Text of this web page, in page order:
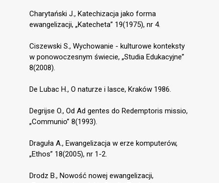
Charytański J., Katechizacja jako forma
ewangelizacji, „Katecheta” 19(1975), nr 4.
Ciszewski S., Wychowanie - kulturowe konteksty
w ponowoczesnym świecie, „Studia Edukacyjne”
8(2008).
De Lubac H., O naturze i lasce, Kraków 1986.
Degrijse O., Od Ad gentes do Redemptoris missio,
„Communio” 8(1993).
Draguła A., Ewangelizacja w erze komputerów,
„Ethos” 18(2005), nr 1-2.
Drodz B., Nowość nowej ewangelizacji,